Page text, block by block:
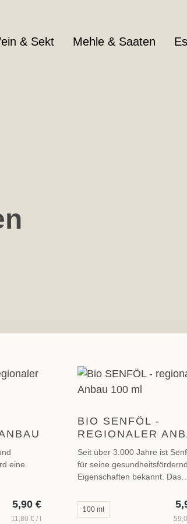
& Sekt Mehle & Saaten
eine
Regulärer Preis:
5,90 €
11,80 € / l
BIO SENFÖL -
REGIONALER
Seit über 3.000 Jahre ist
für seine
Eigenschaften bekannt. Das
Geschmack und besitzt keine
Schärfe.
100 ml